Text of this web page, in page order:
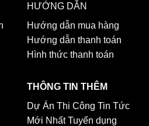
HƯỚNG DẪN
Hướng dẫn mua hàng
Hướng dẫn thanh toán
Hình thức thanh toán
THÔNG TIN THÊM
Dự Án Thi Công Tin Tức
Mới Nhất Tuyển dụng